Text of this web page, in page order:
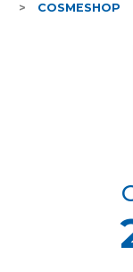
COSMESHOP